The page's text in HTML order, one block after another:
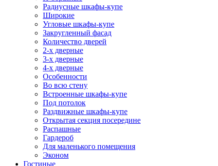
Радиусные шкафы-купе
Широкие
Угловые шкафы-купе
Закругленный фасад
Количество дверей
2-х дверные
3-х дверные
4-х дверные
Особенности
Во всю стену
Встроенные шкафы-купе
Под потолок
Раздвижные шкафы-купе
Открытая секция посередине
Распашные
Гардероб
Для маленького помещения
Эконом
Гостиные